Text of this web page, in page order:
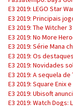
E3 2019: LEGO Star
E3 2019: Principais
E3 2019: The Witcher
E3 2019: No More
E3 2019: Série Mana
E3 2019: Os
E3 2019: Novidades
E3 2019: A sequela
E3 2019: Square Enix
E3 2019: Ubisoft
E3 2019: Watch